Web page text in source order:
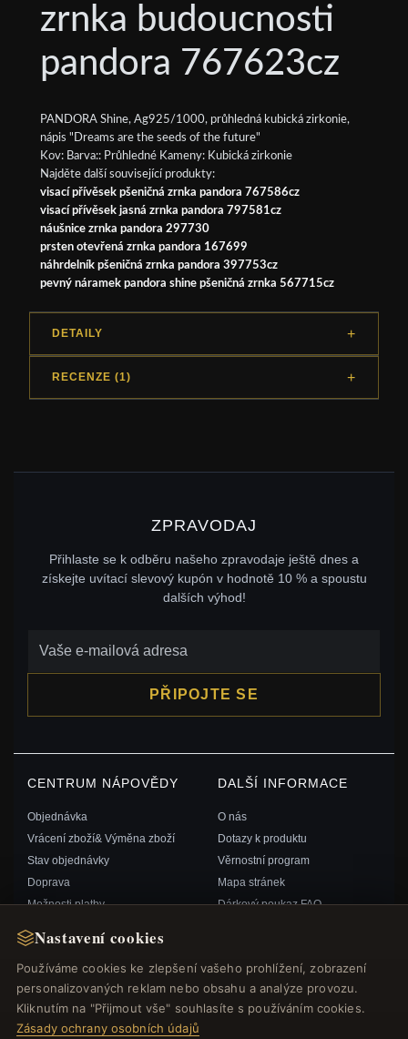
Nastavení cookies
Používáme cookies ke zlepšení vašeho prohlížení, zobrazení
personalizovaných reklam nebo obsahu a analýze provozu.
Kliknutím na "Přijmout vše" souhlasíte s používáním cookies.
Zásady ochrany osobních údajů
zrnka budoucnosti
pandora 767623cz
PANDORA Shine, Ag925/1000, průhledná kubická zirkonie,
nápis "Dreams are the seeds of the future"
Kov: Barva:: Průhledné Kameny: Kubická zirkonie
Najděte další související produkty:
visací přívěsek pšeničná zrnka pandora 767586cz
visací přívěsek jasná zrnka pandora 797581cz
náušnice zrnka pandora 297730
prsten otevřená zrnka pandora 167699
náhrdelník pšeničná zrnka pandora 397753cz
pevný náramek pandora shine pšeničná zrnka 567715cz
DETAILY
RECENZE (1)
ZPRAVODAJ
Přihlaste se k odběru našeho zpravodaje ještě dnes a
získejte uvítací slevový kupón v hodnotě 10 % a spoustu
dalších výhod!
PŘIPOJTE SE
CENTRUM NÁPOVĚDY
Objednávka
Vrácení zboží& Výměna zboží
Stav objednávky
Doprava
Možnosti platby
Kontaktujte nás
DALŠÍ INFORMACE
O nás
Dotazy k produktu
Věrnostní program
Mapa stránek
Dárkový poukaz FAQ
RYCHLÉ ODKAZY
Nové produkty
SLEDUJTE NÁS